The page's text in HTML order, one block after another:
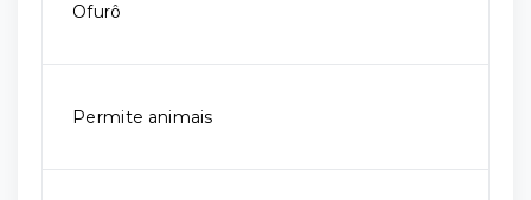
Ofurô
Permite animais